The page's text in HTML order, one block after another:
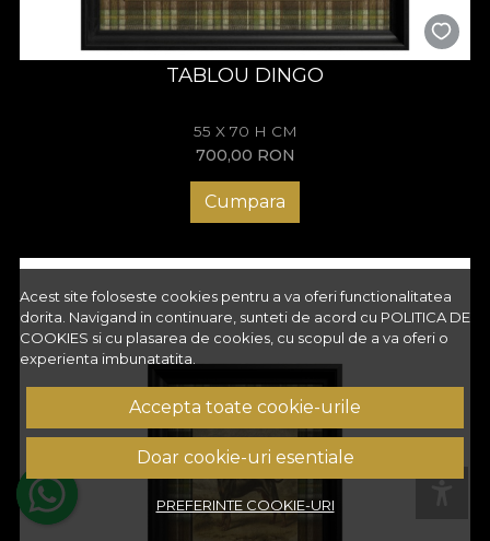
TABLOU DINGO
55 X 70 H CM
700,00 RON
Cumpara
Acest site foloseste cookies pentru a va oferi functionalitatea
dorita. Navigand in continuare, sunteti de acord cu POLITICA DE
COOKIES si cu plasarea de cookies, cu scopul de a va oferi o
experienta imbunatatita.
Accepta toate cookie-urile
Doar cookie-uri esentiale
PREFERINTE COOKIE-URI